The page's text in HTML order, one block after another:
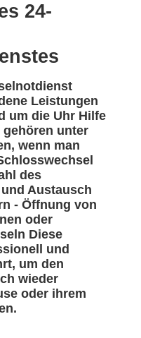
24-
Leistungen
um die Uhr Hilfe
gehören unter
wenn man
des
Austausch
- Öffnung von
oder
Diese
und
um den
wieder
oder ihrem